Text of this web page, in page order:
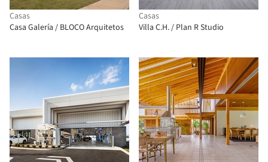
Casas
Casa Galería / BLOCO Arquitetos
Casas
Villa C.H. / Plan R Studio